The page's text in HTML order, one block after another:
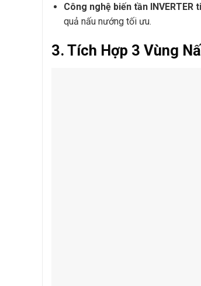
Công nghệ biến tần INVERTER
quả nấu nướng tối ưu.
3. Tích Hợp 3 Vùng